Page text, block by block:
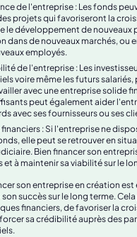
de l'entreprise : Les fonds
projets qui favoriseront la
le développement de nouveaux
dans de nouveaux marchés, ou
employés.
de l'entreprise : Les
voire même les futurs salariés,
avec une entreprise solide
peut également aider
avec ses fournisseurs ou ses
financiers : Si l'entreprise ne
elle peut se retrouver en
Bien financer son
et à maintenir sa viabilité sur le
son entreprise en création
succès sur le long terme.
financiers, de favoriser la
sa crédibilité auprès des